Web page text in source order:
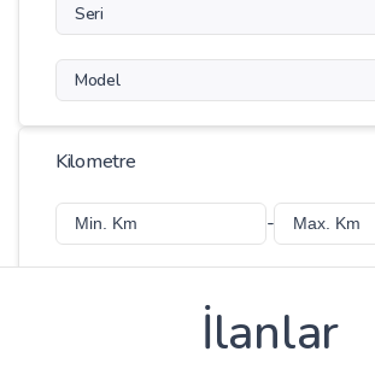
Seri
Model
Kilometre
-
İlanlar